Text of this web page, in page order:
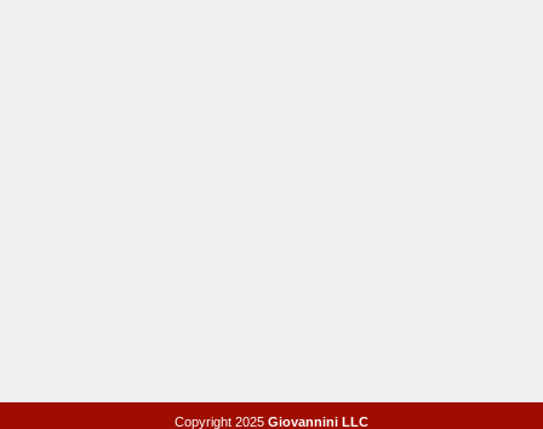
Copyright 2025 Giovannini LLC